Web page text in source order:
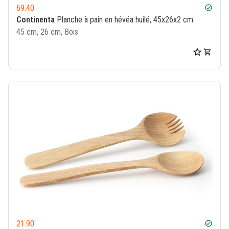
69.40 check_circle
Continenta Planche à pain en hévéa huilé, 45x26x2 cm
45 cm, 26 cm, Bois
21.90 check_circle